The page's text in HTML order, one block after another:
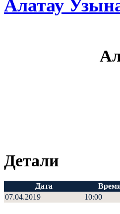
Алатау
Детали
Дата
07.04.2019
10:00